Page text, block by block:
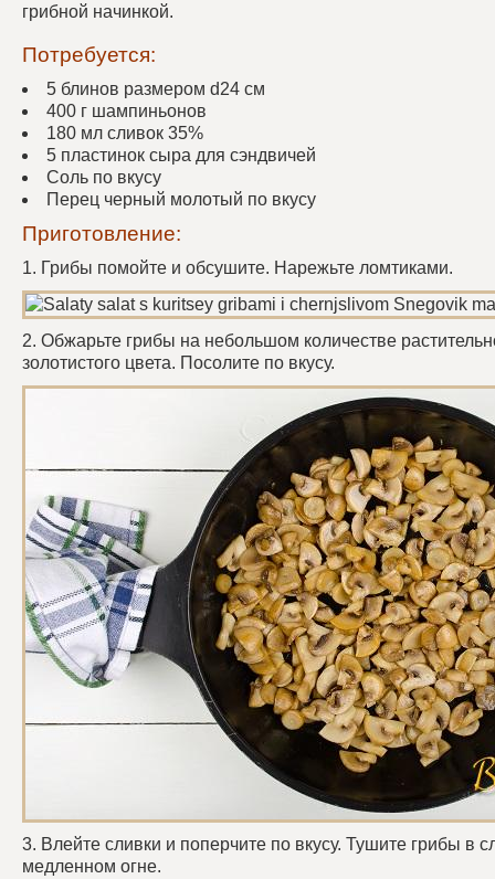
грибной начинкой.
Потребуется:
5 блинов размером d24 см
400 г шампиньонов
180 мл сливок 35%
5 пластинок сыра для сэндвичей
Соль по вкусу
Перец черный молотый по вкусу
Приготовление:
1. Грибы помойте и обсушите. Нарежьте ломтиками.
2. Обжарьте грибы на небольшом количестве
золотистого цвета. Посолите по вкусу.
3. Влейте сливки и поперчите по вкусу. Тушите грибы в
медленном огне.